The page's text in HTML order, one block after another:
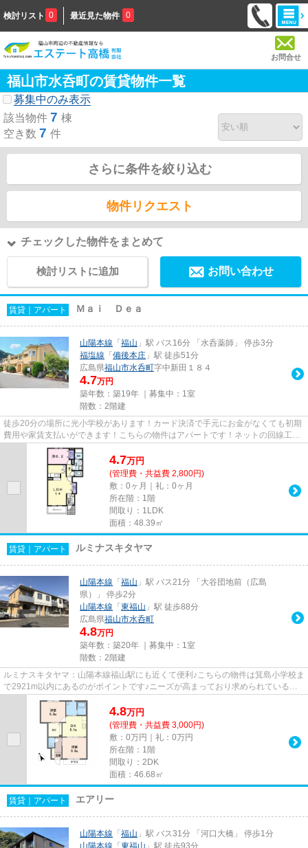
検討リスト 0 最近見た物件 0
お問合せ
福山市水呑町の賃貸物件一覧
募集中のみ表示
該当物件 7 棟
空き数 7 件
さらに条件を絞り込む
物件リクエスト
チェックした物件をまとめて
検討リストに追加 お問い合わせ
賃貸｜アパート Ｍａｉ Ｄｅａ
山陽本線 「 福山 」駅 バス16分 「水呑薬師」 停歩3分
福塩線 「 備後本庄 」駅 徒歩51分
広島県福山市水呑町字中新田１８４
4.7万円
築年数：築19年 ｜募集中： 1室
階数：2階建
徒歩20分の場所に光小学校があります！カード決済で手元にお金がなくても初期
費用や家賃支払いができます！こちらの物件はアパートです！ネットの回線工事
が済んでいるのですぐにパソ...
4.7万円
(管理費・共益費 2,800円)
敷：0ヶ月｜礼：0ヶ月
所在階：1階
間取り：1LDK
面積：48.39㎡
賃貸｜アパート ルミナスキタヤマ
山陽本線 「 福山 」駅 バス21分 「大谷団地前（広島
県）」 停歩2分
山陽本線 「 東福山 」駅 徒歩88分
広島県福山市水呑町
4.8万円
築年数：築20年 ｜募集中： 1室
階数：2階建
ルミナスキタヤマ：山陽本線福山駅にも近くて便利♪こちらの物件は箕島小学校ま
で2921m以内にあるのがポイントです♪ニーズが高まっており求められている設
備が敷地内ごみ置き場です♪こ...
4.8万円
(管理費・共益費 3,000円)
敷：0万円｜礼：0万円
所在階：1階
間取り：2DK
面積：46.68㎡
賃貸｜アパート エアリー
山陽本線 「 福山 」駅 バス31分 「河口大橋」 停歩1分
山陽本線 「 東福山 」駅 徒歩93分